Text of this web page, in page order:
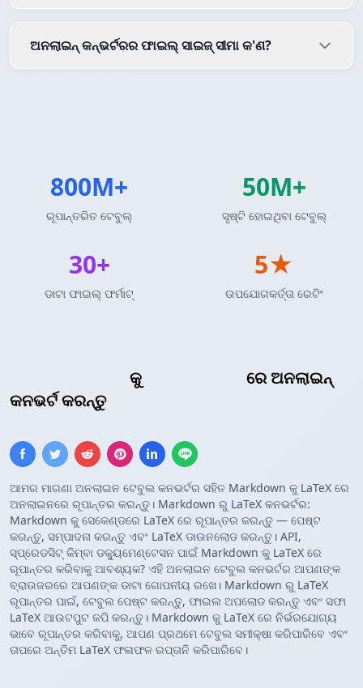
କୁ
ରେ ଅନଲାଇନ୍
କନଭର୍ଟ କରନ୍ତୁ
ଆମର ମାଗଣା ଅନଲାଇନ ଟେବୁଲ କନଭର୍ଟର ସହିତ Markdown କୁ LaTeX ରେ
ଅନଲାଇନରେ ରୂପାନ୍ତର କରନ୍ତୁ। Markdown ରୁ LaTeX କନଭର୍ଟର:
Markdown କୁ ସେକେଣ୍ଡରେ LaTeX ରେ ରୂପାନ୍ତର କରନ୍ତୁ — ପେଷ୍ଟ
କରନ୍ତୁ, ସମ୍ପାଦନା କରନ୍ତୁ ଏବଂ LaTeX ଡାଉନଲୋଡ କରନ୍ତୁ। API,
ସ୍ପ୍ରେଡସିଟ୍ କିମ୍ବା ଡକ୍ୟୁମେଣ୍ଟେସନ ପାଇଁ Markdown କୁ LaTeX ରେ
ରୂପାନ୍ତର କରିବାକୁ ଆବଶ୍ୟକ? ଏହି ଅନଲାଇନ ଟେବୁଲ କନଭର୍ଟର ଆପଣଙ୍କ
ବ୍ରାଉଜରରେ ଆପଣଙ୍କ ଡାଟା ଗୋପନୀୟ ରଖେ। Markdown ରୁ LaTeX
ରୂପାନ୍ତର ପାଇଁ, ଟେବୁଲ ପେଷ୍ଟ କରନ୍ତୁ, ଫାଇଲ ଅପଲୋଡ କରନ୍ତୁ ଏବଂ ସଫା
LaTeX ଆଉଟପୁଟ କପି କରନ୍ତୁ। Markdown କୁ LaTeX ରେ ନିର୍ଭରଯୋଗ୍ୟ
ଭାବେ ରୂପାନ୍ତର କରିବାକୁ, ଆପଣ ପ୍ରଥମେ ଟେବୁଲ ସମୀକ୍ଷା କରିପାରିବେ ଏବଂ
ତାପରେ ଅନ୍ତିମ LaTeX ଫଳାଫଳ ରପ୍ତାନି କରିପାରିବେ।
ଅନଲାଇନ୍ କନ୍ଭର୍ଟରର ଫାଇଲ୍ ସାଇଜ୍ ସୀମା କ'ଣ?
800M+
ରୂପାନ୍ତରିତ ଟେବୁଲ୍
50M+
ସୃଷ୍ଟି ହୋଇଥିବା ଟେବୁଲ୍
30+
ଡାଟା ଫାଇଲ୍ ଫର୍ମାଟ୍
5★
ଉପଯୋଗକର୍ତ୍ତା ରେଟିଂ